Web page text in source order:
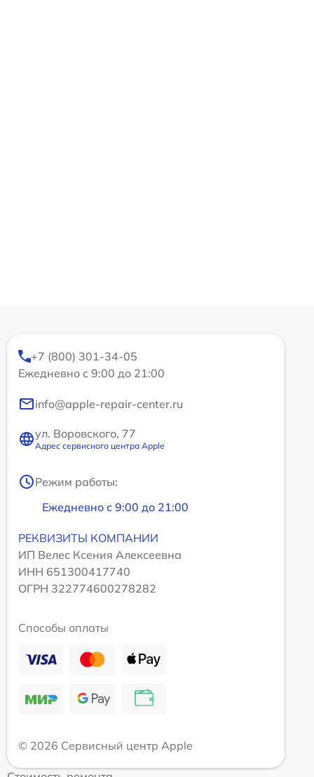
+7 (800) 301-34-05
Ежедневно с 9:00 до 21:00
info@apple-repair-center.ru
ул. Воровского, 77
Адрес сервисного центра Apple
Режим работы:
Ежедневно с 9:00 до 21:00
РЕКВИЗИТЫ КОМПАНИИ
ИП Велес Ксения Алексеевна
ИНН 651300417740
ОГРН 322774600278282
Способы оплаты
© 2026 Сервисный центр Apple